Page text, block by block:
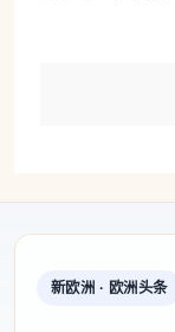
新欧洲 · 欧洲头条